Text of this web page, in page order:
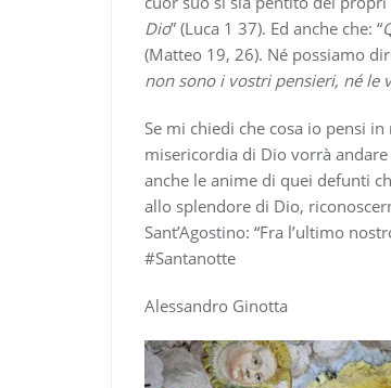
Dio” (Luca 1 37). Ed anche che: “
(Matteo 19, 26). Né possiamo
non sono i vostri pensieri, né le
Se mi chiedi che cosa io pensi
misericordia di Dio vorrà
anche le anime di quei defunti
allo splendore di Dio,
Sant’Agostino: “Fra l’ultimo
#Santanotte
Alessandro Ginotta